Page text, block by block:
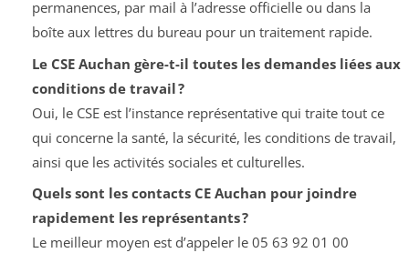
permanences, par mail à l’adresse officielle ou dans la
boîte aux lettres du bureau pour un traitement rapide.
Le CSE Auchan gère-t-il toutes les demandes liées aux
conditions de travail ?
Oui, le CSE est l’instance représentative qui traite tout ce
qui concerne la santé, la sécurité, les conditions de travail,
ainsi que les activités sociales et culturelles.
Quels sont les contacts CE Auchan pour joindre
rapidement les représentants ?
Le meilleur moyen est d’appeler le 05 63 92 01 00